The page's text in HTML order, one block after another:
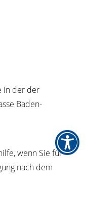
in der der
Baden-
wenn Sie für
nach dem